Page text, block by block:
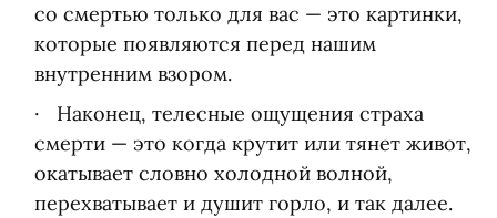
со смертью только для вас — это картинки,
которые появляются перед нашим
внутренним взором.
Наконец, телесные ощущения страха
смерти — это когда крутит или тянет живот,
окатывает словно холодной волной,
перехватывает и душит горло, и так далее.